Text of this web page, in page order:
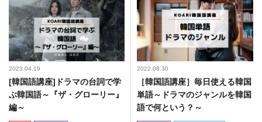
2023.04.19
[韓国語講座]ドラマの台詞で学
ぶ韓国語～『ザ・グローリー』
編～
2022.08.30
［韓国語講座］毎日使える韓国
単語～ドラマのジャンルを韓国
語で何という？～